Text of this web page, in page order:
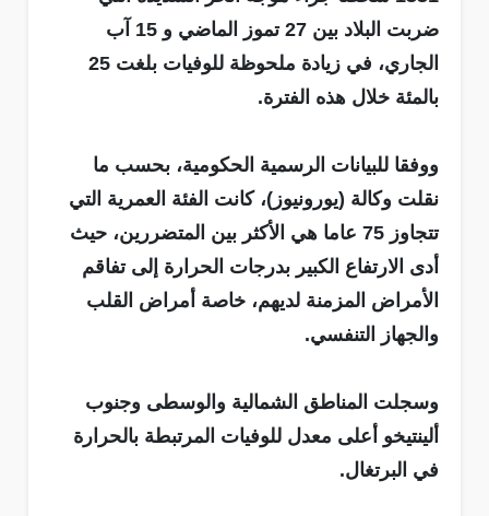
ضربت البلاد بين 27 تموز الماضي و 15 آب
الجاري، في زيادة ملحوظة للوفيات بلغت 25
بالمئة خلال هذه الفترة.
ووفقا للبيانات الرسمية الحكومية، بحسب ما
نقلت وكالة (يورونيوز)، كانت الفئة العمرية التي
تتجاوز 75 عاما هي الأكثر بين المتضررين، حيث
أدى الارتفاع الكبير بدرجات الحرارة إلى تفاقم
الأمراض المزمنة لديهم، خاصة أمراض القلب
والجهاز التنفسي.
وسجلت المناطق الشمالية والوسطى وجنوب
ألينتيخو أعلى معدل للوفيات المرتبطة بالحرارة
في البرتغال.